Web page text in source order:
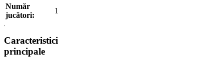
Număr
jucători:
1
Caracteristici
principale